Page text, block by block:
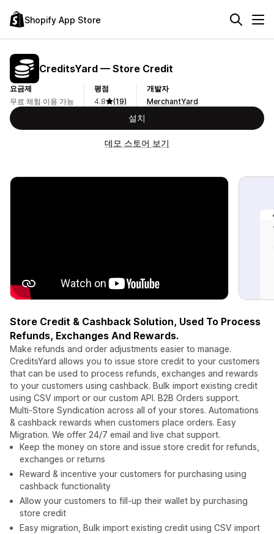
Shopify App Store
CreditsYard — Store Credit
요금제
무료 체험 이용 가능
평점
4.8
(19)
개발자
MerchantYard
설치
데모 스토어 보기
Store Credit & Cashback Solution, Used To Process
Refunds, Exchanges And Rewards.
Make refunds and order adjustments easier to manage.
CreditsYard allows you to issue store credit to your customers
that can be used to process refunds, exchanges and rewards
to your customers using cashback. Bulk import existing credit
using CSV import or our custom API. B2B Orders support.
Multi-Store Syndication across all of your stores. Automations
& cashback rewards when customers place orders. Easy
Migration. We offer 24/7 email and live chat support.
Keep the money on store and issue store credit for refunds,
exchanges or returns
Reward & incentive your customers for purchasing using
cashback functionality
Allow your customers to fill-up their wallet by purchasing
store credit
Easy migration, Bulk import existing credit using CSV import